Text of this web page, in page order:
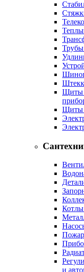
Трубы
Щиты
Щиты
Котлы
и